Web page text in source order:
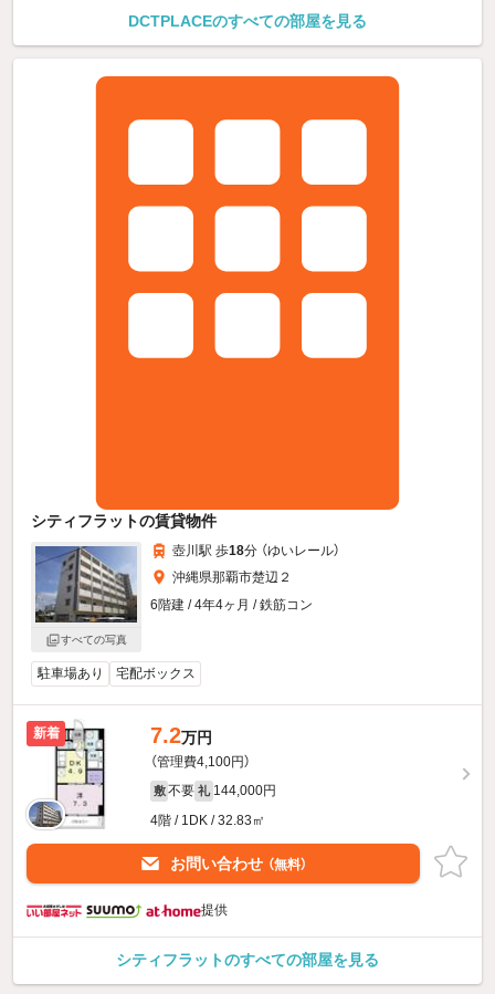
DCTPLACEのすべての部屋を見る
シティフラットの賃貸物件
すべての写真
壺川駅 歩18分 （ゆいレール）
沖縄県那覇市楚辺２
6階建 / 4年4ヶ月 / 鉄筋コン
駐車場あり 宅配ボックス
新着 7.2万円
（管理費4,100円）
敷 不要 礼 144,000円
4階 / 1DK / 32.83㎡
お問い合わせ （無料）
提供
シティフラットのすべての部屋を見る